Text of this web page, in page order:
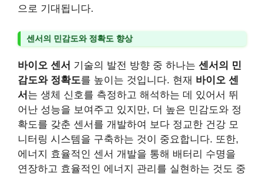
으로 기대됩니다.
센서의 민감도와 정확도 향상
바이오 센서 기술의 발전 방향 중 하나는 센서의 민
감도와 정확도를 높이는 것입니다. 현재 바이오 센
서 는 생체 신호를 측정하고 해석하는 데 있어서 뛰
어난 성능을 보여주고 있지만, 더 높은 민감도와 정
확도를 갖춘 센서를 개발하여 보다 정교한 건강 모
니터링 시스템을 구축하는 것이 중요합니다. 또한,
에너지 효율적인 센서 개발을 통해 배터리 수명을
연장하고 효율적인 에너지 관리를 실현하는 것도 중